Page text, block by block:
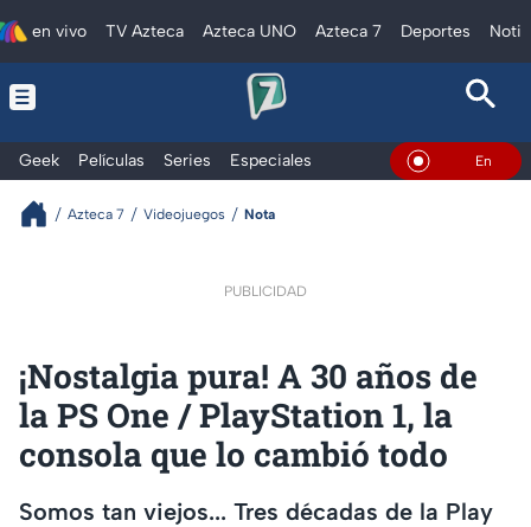
en vivo TV Azteca Azteca UNO Azteca 7 Deportes
Geek Películas Series Especiales En Vivo
Azteca 7 Videojuegos Nota
PUBLICIDAD
¡Nostalgia pura! A 30 años de
la PS One / PlayStation 1, la
consola que lo cambió todo
Somos tan viejos... Tres décadas de la Play